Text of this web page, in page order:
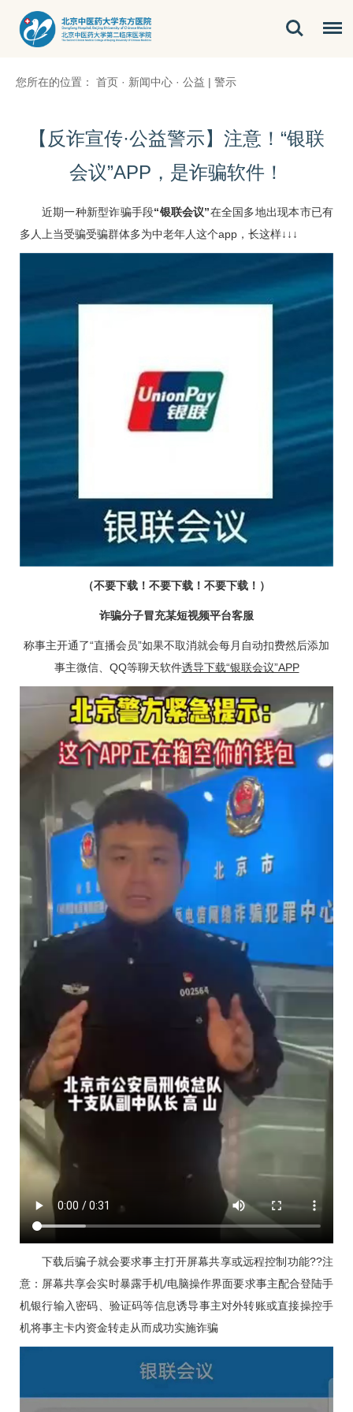
您所在的位置： 首页 · 新闻中心 · 公益 | 警示
【反诈宣传·公益警示】注意！“银联
会议”APP，是诈骗软件！
近期一种新型诈骗手段“银联会议”在全国多地出现本市已有
多人上当受骗受骗群体多为中老年人这个app，长这样↓↓↓
（不要下载！不要下载！不要下载！）
诈骗分子冒充某短视频平台客服
称事主开通了“直播会员”如果不取消就会每月自动扣费然后添加
事主微信、QQ等聊天软件诱导下载“银联会议”APP
下载后骗子就会要求事主打开屏幕共享或远程控制功能??注
意：屏幕共享会实时暴露手机/电脑操作界面要求事主配合登陆手
机银行输入密码、验证码等信息诱导事主对外转账或直接操控手
机将事主卡内资金转走从而成功实施诈骗